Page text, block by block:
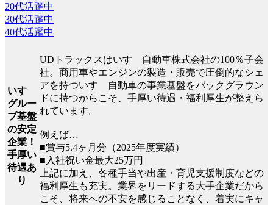
20代活躍中
30代活躍中
40代活躍中
いすゞ
グルー
プ基盤
の安定
企業！
手厚い
待遇あ
り
UDトラックスはいすゞ自動車株式会社の100％子会
社。商用車やエンジンの製造・販売で圧倒的なシェ
アを持ついすゞ自動車の事業基盤をバックグラウン
ドに持つからこそ、手厚い待遇・福利厚生が整えら
れています。
例えば…
■賞与5.4ヶ月分（2025年度実績）
■入社祝い金最大25万円
上記に加え、各種手当や出産・育児支援制度などの
福利厚生も充実。業界をリードする大手企業だから
こそ、将来への不安を感じることなく、着実にキャ